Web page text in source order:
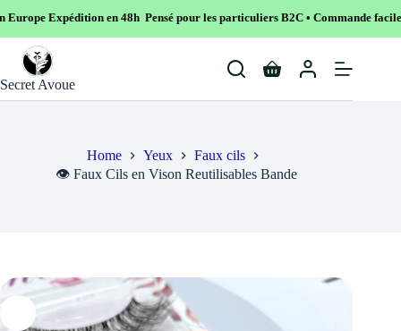
en 48h Pensé pour les particuliers B2C • Commande facile et sécurisé
content
Secret Avoue
Shopping
Home Yeux
Faux cils
👁️ Faux Cils en Vison Reutilisables Bande